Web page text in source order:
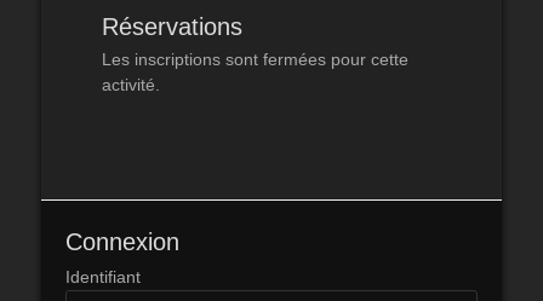
Réservations
Les inscriptions sont fermées pour cette
activité.
Connexion
Identifiant